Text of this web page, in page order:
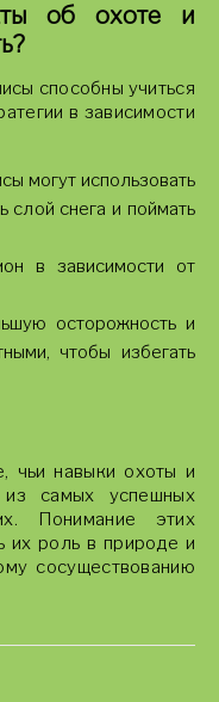
об охоте и
способны учиться
в зависимости
могут использовать
слой снега и поймать
в зависимости от
осторожность и
чтобы избегать
чьи навыки охоты и
самых успешных
Понимание этих
их роль в природе и
сосуществованию